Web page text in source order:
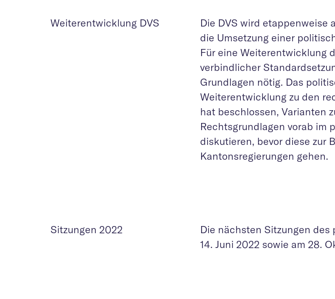
Weiterentwicklung DVS
Die DVS wird etappenweise
die Umsetzung einer
Für eine Weiterentwicklung
verbindlicher
Grundlagen nötig. Das
Weiterentwicklung zu den
hat beschlossen, Varianten
Rechtsgrundlagen vorab im
diskutieren, bevor diese zur
Kantonsregierungen gehen.
Sitzungen 2022
Die nächsten Sitzungen
14. Juni 2022 sowie am 28.